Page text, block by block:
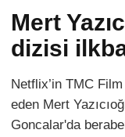
Mert
dizisi
Netflix’in TMC
eden Mert
Goncalar'da